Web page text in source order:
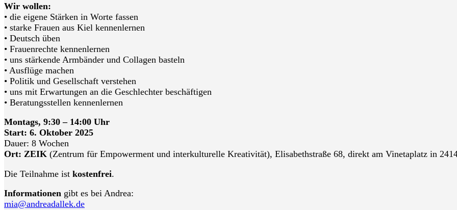
Wir wollen:
• die eigene Stärken in Worte fassen
• starke Frauen aus Kiel kennenlernen
• Deutsch üben
• Frauenrechte kennenlernen
• uns stärkende Armbänder und Collagen basteln
• Ausflüge machen
• Politik und Gesellschaft verstehen
• uns mit Erwartungen an die Geschlechter beschäftigen
• Beratungsstellen kennenlernen
Montags, 9:30 – 14:00 Uhr
Start: 6. Oktober 2025
Dauer: 8 Wochen
Ort: ZEIK (Zentrum für Empowerment und interkulturelle Kreativität), Elisabethstraße 68, direkt am Vinetaplatz in
Die Teilnahme ist kostenfrei.
Informationen gibt es bei Andrea:
mia@andreadallek.de